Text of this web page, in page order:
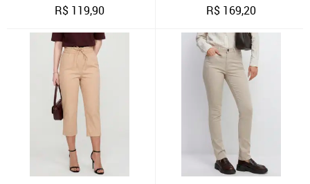
R$ 119,90 R$ 169,20